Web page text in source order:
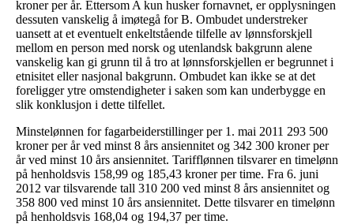
kroner per år. Ettersom A kun husker fornavnet, er opplysningen
dessuten vanskelig å imøtegå for B. Ombudet understreker
uansett at et eventuelt enkeltstående tilfelle av lønnsforskjell
mellom en person med norsk og utenlandsk bakgrunn alene
vanskelig kan gi grunn til å tro at lønnsforskjellen er begrunnet i
etnisitet eller nasjonal bakgrunn. Ombudet kan ikke se at det
foreligger ytre omstendigheter i saken som kan underbygge en
slik konklusjon i dette tilfellet.
Minstelønnen for fagarbeiderstillinger per 1. mai 2011 293 500
kroner per år ved minst 8 års ansiennitet og 342 300 kroner per
år ved minst 10 års ansiennitet. Tarifflønnen tilsvarer en timelønn
på henholdsvis 158,99 og 185,43 kroner per time. Fra 6. juni
2012 var tilsvarende tall 310 200 ved minst 8 års ansiennitet og
358 800 ved minst 10 års ansiennitet. Dette tilsvarer en timelønn
på henholdsvis 168,04 og 194,37 per time.